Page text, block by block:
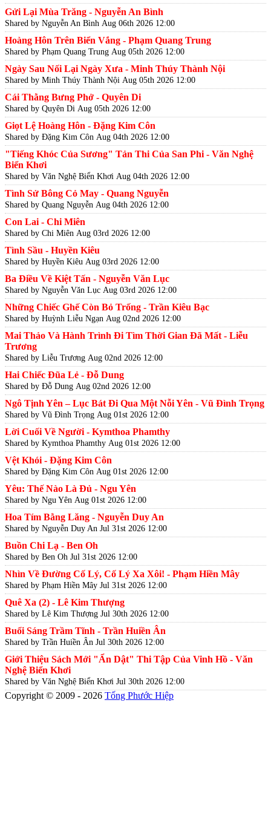
Gửi Lại Mùa Trăng - Nguyễn An Bình
Shared by Nguyễn An Bình Aug 06th 2026 12:00
Hoàng Hôn Trên Biển Vắng - Phạm Quang Trung
Shared by Phạm Quang Trung Aug 05th 2026 12:00
Ngày Sau Nối Lại Ngày Xưa - Minh Thúy Thành Nội
Shared by Minh Thúy Thành Nội Aug 05th 2026 12:00
Cái Thằng Bưng Phở - Quyên Di
Shared by Quyên Di Aug 05th 2026 12:00
Giọt Lệ Hoàng Hôn - Đặng Kim Côn
Shared by Đặng Kim Côn Aug 04th 2026 12:00
"Tiếng Khóc Của Sương" Tản Thi Của San Phi - Văn Nghệ
Biển Khơi
Shared by Văn Nghệ Biển Khơi Aug 04th 2026 12:00
Tình Sử Bông Cỏ May - Quang Nguyễn
Shared by Quang Nguyễn Aug 04th 2026 12:00
Con Lai - Chi Miên
Shared by Chi Miên Aug 03rd 2026 12:00
Tình Sầu - Huyền Kiêu
Shared by Huyền Kiêu Aug 03rd 2026 12:00
Ba Điều Về Kiệt Tấn - Nguyễn Văn Lục
Shared by Nguyễn Văn Lục Aug 03rd 2026 12:00
Những Chiếc Ghế Còn Bỏ Trống - Trần Kiêu Bạc
Shared by Huỳnh Liễu Ngạn Aug 02nd 2026 12:00
Mai Thảo Và Hành Trình Đi Tìm Thời Gian Đã Mất - Liễu
Trương
Shared by Liễu Trương Aug 02nd 2026 12:00
Hai Chiếc Đũa Lẻ - Đỗ Dung
Shared by Đỗ Dung Aug 02nd 2026 12:00
Ngô Tịnh Yên – Lục Bát Đi Qua Một Nỗi Yên - Vũ Đình Trọng
Shared by Vũ Đình Trọng Aug 01st 2026 12:00
Lời Cuối Về Người - Kymthoa Phamthy
Shared by Kymthoa Phamthy Aug 01st 2026 12:00
Vệt Khói - Đặng Kim Côn
Shared by Đặng Kim Côn Aug 01st 2026 12:00
Yêu: Thế Nào Là Đủ - Ngu Yên
Shared by Ngu Yên Aug 01st 2026 12:00
Hoa Tím Bằng Lăng - Nguyễn Duy An
Shared by Nguyễn Duy An Jul 31st 2026 12:00
Buồn Chi Lạ - Ben Oh
Shared by Ben Oh Jul 31st 2026 12:00
Nhìn Về Đường Cố Lý, Cố Lý Xa Xôi! - Phạm Hiền Mây
Shared by Phạm Hiền Mây Jul 31st 2026 12:00
Quê Xa (2) - Lê Kim Thượng
Shared by Lê Kim Thượng Jul 30th 2026 12:00
Buổi Sáng Trầm Tĩnh - Trần Huiền Ân
Shared by Trần Huiền Ân Jul 30th 2026 12:00
Giới Thiệu Sách Mới "Ẩn Dật" Thi Tập Của Vinh Hồ - Văn
Nghệ Biển Khơi
Shared by Văn Nghệ Biển Khơi Jul 30th 2026 12:00
Copyright © 2009 - 2026 Tống Phước Hiệp